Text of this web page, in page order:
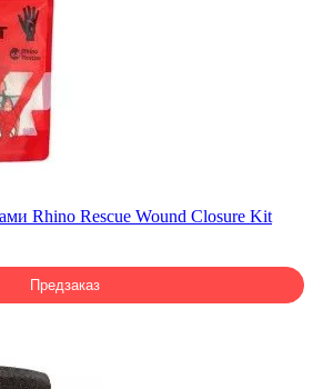
Rhino Rescue Wound Closure Kit
Предзаказ